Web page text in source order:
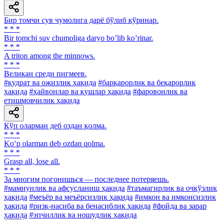
Бир томчи сув чумолига дарё бўлиб кўринар.
* * *
Bir tomchi suv chumoliga daryo boʼlib koʼrinar.
* * *
A triton among the minnows.
* * *
Великан среди пигмеев.
#қудрат ва ожизлик ҳақида #барқарорлик ва беқарорлик
ҳақида #ҳайвонлар ва қушлар ҳақида #фаровонлик ва
етишмовчилик ҳақида
Кўп оларман деб оздан қолма.
* * *
Ko‘p olarman deb ozdan qolma.
* * *
Grasp all, lose all.
* * *
За многим погонишься — последнее потеряешь.
#мамнунлик ва афсусланиш ҳақида #таъмагирлик ва очкўзлик
ҳақида #меъёр ва меъёрсизлик ҳақида #имкон ва имконсизлик
ҳақида #ризқ-насиба ва бенасиблик ҳақида #фойда ва зарар
ҳақида #эпчиллик ва ношудлик ҳақида